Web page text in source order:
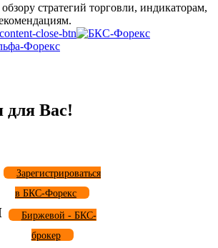
стратегий торговли, индикаторам,
Вас!
Зарегистрироваться
в БКС-Форекс
Биржевой - БКС-
брокер